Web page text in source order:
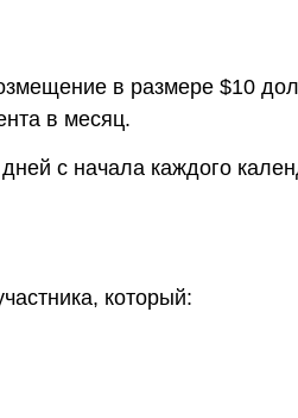
в размере $10
в месяц.
с начала каждого
который: